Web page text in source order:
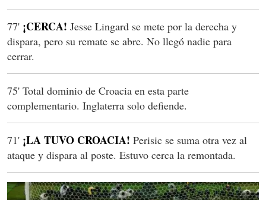
77' ¡CERCA! Jesse Lingard se mete por la derecha y
dispara, pero su remate se abre. No llegó nadie para
cerrar.
75' Total dominio de Croacia en esta parte
complementario. Inglaterra solo defiende.
71' ¡LA TUVO CROACIA! Perisic se suma otra vez al
ataque y dispara al poste. Estuvo cerca la remontada.